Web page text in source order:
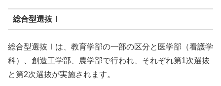
総合型選抜Ⅰ
総合型選抜Ⅰは、教育学部の一部の区分と医学部（看護学
科）、創造工学部、農学部で行われ、それぞれ第1次選抜
と第2次選抜が実施されます。